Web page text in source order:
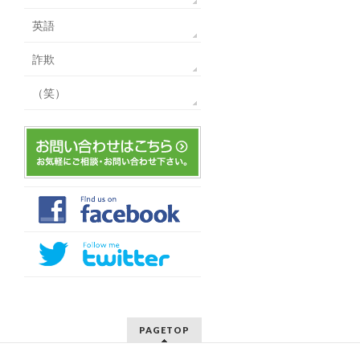
英語
詐欺
（笑）
PAGETOP